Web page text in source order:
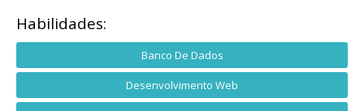
Habilidades:
Banco De Dados
Desenvolvimento Web